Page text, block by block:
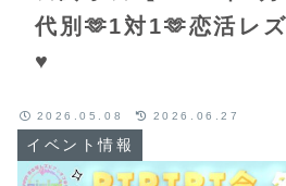
代別🫶1対1🫶恋活レ
♥️
イベント情報
2026.05.08 2026.06.27